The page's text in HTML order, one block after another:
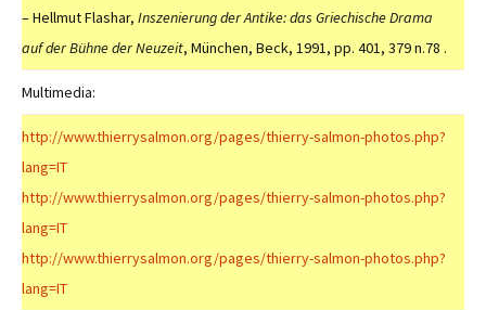
– Hellmut Flashar, Inszenierung der Antike: das Griechische Drama
auf der Bühne der Neuzeit, München, Beck, 1991, pp. 401, 379 n.78 .
Multimedia:
http://www.thierrysalmon.org/pages/thierry-salmon-photos.php?
lang=IT
http://www.thierrysalmon.org/pages/thierry-salmon-photos.php?
lang=IT
http://www.thierrysalmon.org/pages/thierry-salmon-photos.php?
lang=IT